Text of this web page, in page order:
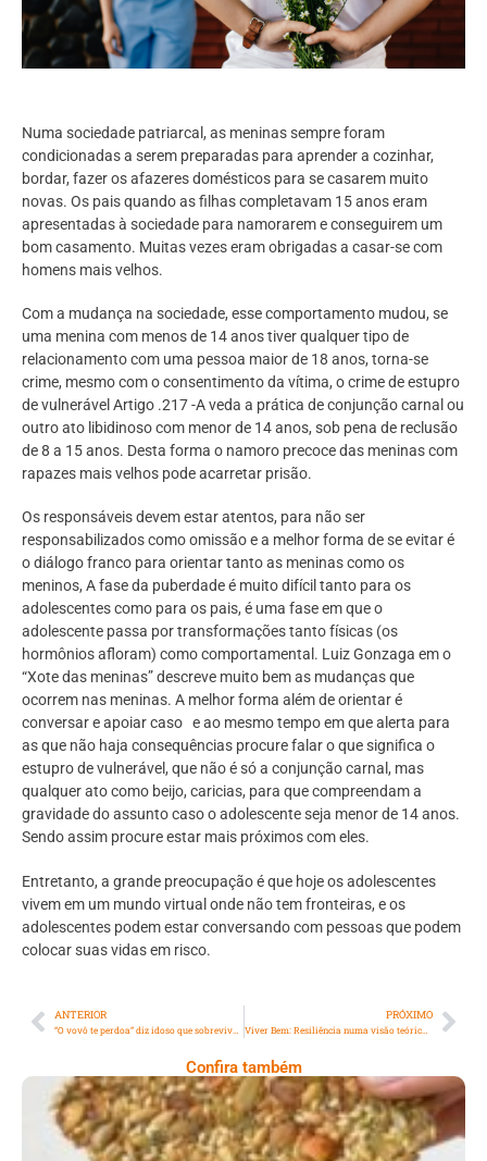
Numa sociedade patriarcal, as meninas sempre foram
condicionadas a serem preparadas para aprender a cozinhar,
bordar, fazer os afazeres domésticos para se casarem muito
novas. Os pais quando as filhas completavam 15 anos eram
apresentadas à sociedade para namorarem e conseguirem um
bom casamento. Muitas vezes eram obrigadas a casar-se com
homens mais velhos.
Com a mudança na sociedade, esse comportamento mudou, se
uma menina com menos de 14 anos tiver qualquer tipo de
relacionamento com uma pessoa maior de 18 anos, torna-se
crime, mesmo com o consentimento da vítima, o crime de estupro
de vulnerável Artigo .217 -Aveda a prática de conjunção carnal ou
outro ato libidinoso com menor de 14 anos, sob pena de reclusão
de 8 a 15anos. Desta forma o namoro precoce das meninas com
rapazes mais velhos pode acarretar prisão.
Os responsáveis devem estar atentos, para não ser
responsabilizados como omissão e a melhor forma de se evitar é
o diálogo franco para orientar tanto as meninas como os
meninos, A fase da puberdade é muito difícil tanto para os
adolescentes como para os pais, é uma fase em que o
adolescente passa por transformações tanto físicas (os
hormônios afloram) como comportamental. Luiz Gonzaga em o
“Xote das meninas” descreve muito bem as mudanças que
ocorrem nas meninas. A melhor forma além de orientar é
conversar e apoiar caso e ao mesmo tempo em que alerta para
as que não haja consequências procure falar o que significa o
estupro de vulnerável, que não é só a conjunção carnal, mas
qualquer ato como beijo, caricias, para que compreendam a
gravidade do assunto caso o adolescente seja menor de 14 anos.
Sendo assim procure estar mais próximos com eles.
Entretanto, a grande preocupação é que hoje os adolescentes
vivem em um mundo virtual onde não tem fronteiras, e os
adolescentes podem estar conversando com pessoas que podem
colocar suas vidas em risco.
ANTERIOR PRÓXIMO
Viver Bem: Resiliência numa visão teórica e analítica
Confira também